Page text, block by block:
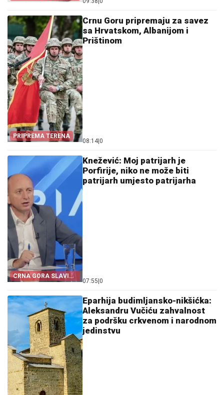
KANDIDATE
PRIPREMA TERENA
Crnu Goru pripremaju za savez
sa Hrvatskom, Albanijom i
Prištinom
08:14 0
CRNA GORA SLAVI
„OLUJU“
Knežević: Moj patrijarh je
Porfirije, niko ne može biti
patrijarh umjesto patrijarha
07:55 0
Eparhija budimljansko-nikšićka:
Aleksandru Vučiću zahvalnost
za podršku crkvenom i narodnom
jedinstvu